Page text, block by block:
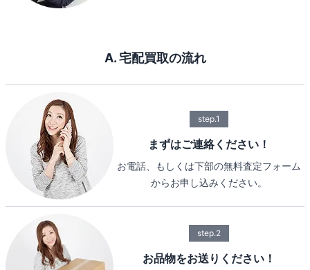
A. 宅配買取の流れ
step.1
まずはご連絡ください！
お電話、もしくは下部の無料査定フォーム
からお申し込みください。
step.2
お品物をお送りください！